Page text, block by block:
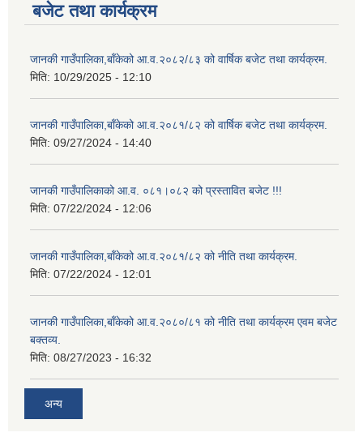
बजेट तथा कार्यक्रम
जानकी गाउँपालिका,बाँकेको आ.व.२०८२/८३ को वार्षिक बजेट तथा कार्यक्रम.
मिति: 10/29/2025 - 12:10
जानकी गाउँपालिका,बाँकेको आ.व.२०८१/८२ को वार्षिक बजेट तथा कार्यक्रम.
मिति: 09/27/2024 - 14:40
जानकी गाउँपालिकाको आ.व. ०८१।०८२ को प्रस्तावित बजेट !!!
मिति: 07/22/2024 - 12:06
जानकी गाउँपालिका,बाँकेको आ.व.२०८१/८२ को नीति तथा कार्यक्रम.
मिति: 07/22/2024 - 12:01
जानकी गाउँपालिका,बाँकेको आ.व.२०८०/८१ को नीति तथा कार्यक्रम एवम बजेट
बक्तव्य.
मिति: 08/27/2023 - 16:32
अन्य